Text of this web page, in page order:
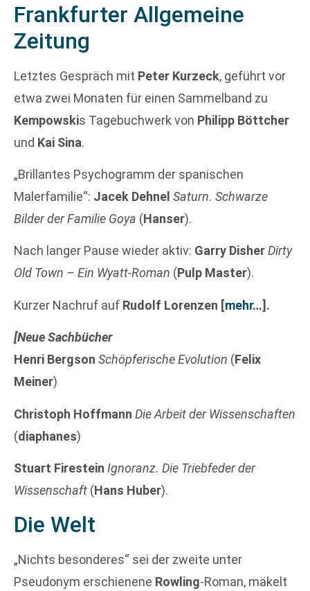
Frankfurter Allgemeine
Zeitung
Letztes Gespräch mit Peter Kurzeck, geführt vor
etwa zwei Monaten für einen Sammelband zu
Kempowskis Tagebuchwerk von Philipp Böttcher
und Kai Sina.
„Brillantes Psychogramm der spanischen
Malerfamilie“: Jacek Dehnel Saturn. Schwarze
Bilder der Familie Goya (Hanser).
Nach langer Pause wieder aktiv: Garry DisherDirty
Old Town – Ein Wyatt-Roman (Pulp Master).
Kurzer Nachruf auf Rudolf Lorenzen [mehr…] .
[Neue Sachbücher
Henri Bergson Schöpferische Evolution (Felix
Meiner)
Christoph Hoffmann Die Arbeit der Wissenschaften
(diaphanes)
Stuart Firestein Ignoranz. Die Triebfeder der
Wissenschaft (Hans Huber).
Die Welt
„Nichts besonderes“ sei der zweite unter
Pseudonym erschienene Rowling-Roman, mäkelt